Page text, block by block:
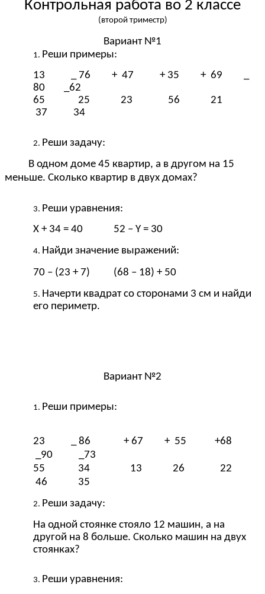
Контрольная работа во 2 классе
(второй триместр)
Вариант №1
Реши примеры:
13 _ 76 + 47 + 35 + 69 _
80 _62
65 25 23 56 21
37 34
Реши задачу:
В одном доме 45 квартир, а в другом на 15
меньше. Сколько квартир в двух домах?
Реши уравнения:
Х + 34 = 40 52 – Y = 30
Найди значение выражений:
70 – (23 + 7) (68 – 18) + 50
Начерти квадрат со сторонами 3 см и найди
его периметр.
Вариант №2
Реши примеры:
23 _ 86 + 67 + 55 +68
_90 _73
55 34 13 26 22
46 35
Реши задачу:
На одной стоянке стояло 12 машин, а на
другой на 8 больше. Сколько машин на двух
стоянках?
Реши уравнения: